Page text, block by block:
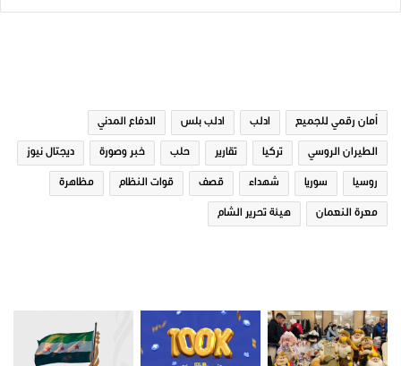
أمان رقمي للجميع ادلب ادلب بلس الدفاع المدني
الطيران الروسي تركيا تقارير حلب خبر وصورة ديجتال نيوز
روسيا سوريا شهداء قصف قوات النظام مظاهرة
معرة النعمان هيئة تحرير الشام